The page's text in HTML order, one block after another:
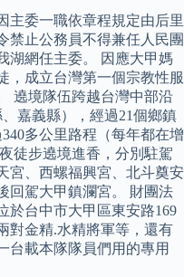
主委一職依章程規定由后里
禁止公務員不得兼任人民團
湖網任主委。 因應大甲媽
，成立台灣第一個宗教性服
遶境隊伍跨越台灣中部沿
嘉義縣），經過21個鄉鎮
多公里路程（每年都在增
徒步遶境進香，分別駐駕
宮、西螺福興宮、北斗奠安
回駕大甲鎮瀾宮。 財團法
於台中市大甲區東安路169
對金精.水精將軍等，還有
台載本隊隊員們用的專用